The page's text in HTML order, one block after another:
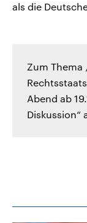
als die
Zum Thema
Abend ab
Diskussion“